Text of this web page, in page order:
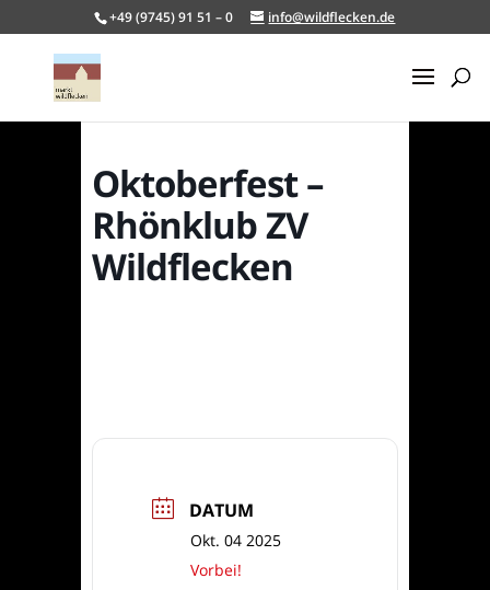
+49 (9745) 91 51 – 0 info@wildflecken.de
Oktoberfest –
Rhönklub ZV
Wildflecken
DATUM
Okt. 04 2025
Vorbei!